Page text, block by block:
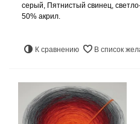
серый, Пятнистый свинец,
50% акрил.
К сравнению В список